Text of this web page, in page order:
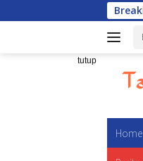
ke
tutup
Home